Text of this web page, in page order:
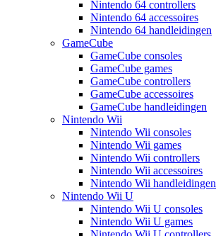
Nintendo 64 controllers
Nintendo 64 accessoires
Nintendo 64 handleidingen
GameCube
GameCube consoles
GameCube games
GameCube controllers
GameCube accessoires
GameCube handleidingen
Nintendo Wii
Nintendo Wii consoles
Nintendo Wii games
Nintendo Wii controllers
Nintendo Wii accessoires
Nintendo Wii handleidingen
Nintendo Wii U
Nintendo Wii U consoles
Nintendo Wii U games